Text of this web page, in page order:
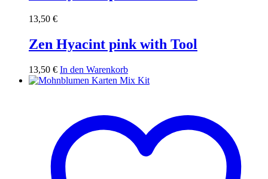
13,50 €
Zen Hyacint pink with Tool
13,50 € In den Warenkorb